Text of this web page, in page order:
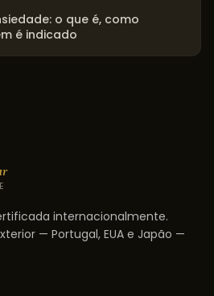
o que é, como
é indicado
internacionalmente.
— Portugal, EUA e Japão —